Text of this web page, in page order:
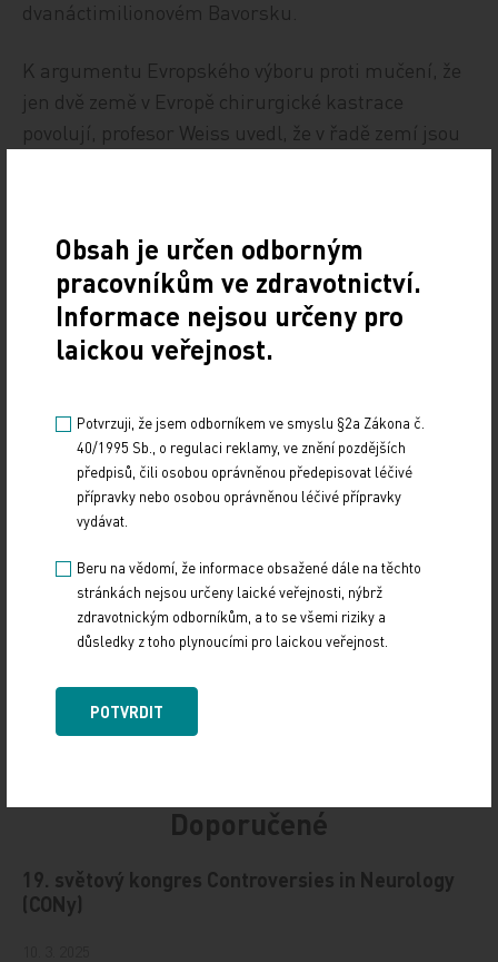
dvanáctimilionovém Bavorsku.
K argumentu Evropského výboru proti mučení, že
jen dvě země v Evropě chirurgické kastrace
povolují, profesor Weiss uvedl, že v řadě zemí jsou
však země, jako například USA, kde se využívá této
možnosti u sexuálních delikventů, ani nemusejí
být deviantní, v mnohem širší míře," shrnul.
Zdroj: ČTK
LEGISLATIVA Z REGIONŮ
Doporučené
19. světový kongres Controversies in Neurology
(CONy)
Obsah je určen odborným
pracovníkům ve zdravotnictví.
Informace nejsou určeny pro
laickou veřejnost.
Potvrzuji, že jsem odborníkem ve smyslu §2a Zákona č.
40/1995 Sb., o regulaci reklamy, ve znění pozdějších
předpisů, čili osobou oprávněnou předepisovat léčivé
přípravky nebo osobou oprávněnou léčivé přípravky
vydávat.
Beru na vědomí, že informace obsažené dále na těchto
stránkách nejsou určeny laické veřejnosti, nýbrž
zdravotnickým odborníkům, a to se všemi riziky a
důsledky z toho plynoucími pro laickou veřejnost.
POTVRDIT